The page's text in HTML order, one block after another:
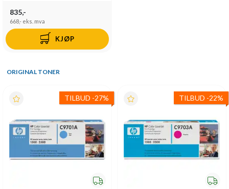
835,-
668,- eks. mva
KJØP
ORIGINAL TONER
TILBUD -27% TILBUD -22%